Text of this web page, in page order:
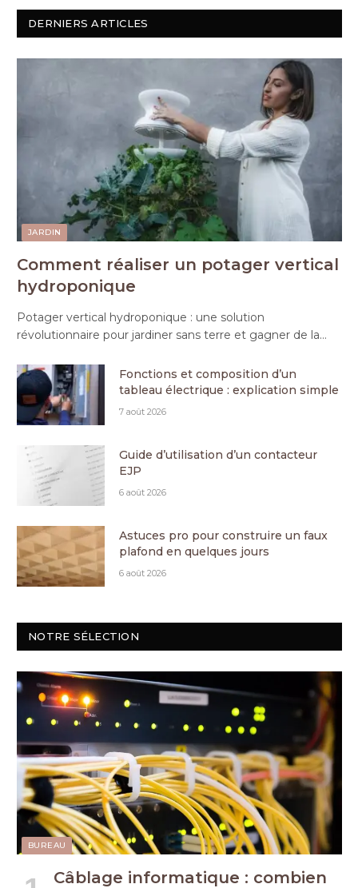
DERNIERS ARTICLES
JARDIN
Comment réaliser un potager vertical
hydroponique
Potager vertical hydroponique : une solution
révolutionnaire pour jardiner sans terre et gagner de la…
Fonctions et composition d’un
tableau électrique : explication simple
7 août 2026
Guide d’utilisation d’un contacteur
EJP
6 août 2026
Astuces pro pour construire un faux
plafond en quelques jours
6 août 2026
NOTRE SÉLECTION
BUREAU
Câblage informatique : combien